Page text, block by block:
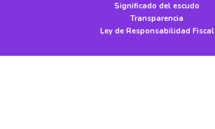
Significado del escudo
Transparencia
Ley de Responsabilidad Fiscal